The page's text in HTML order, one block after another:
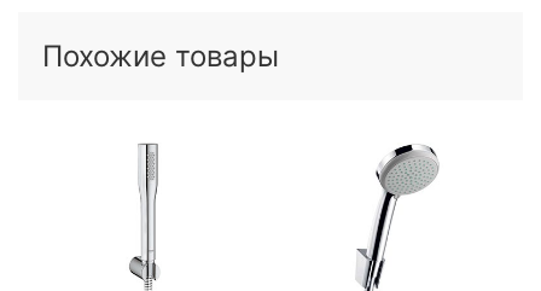
Похожие товары